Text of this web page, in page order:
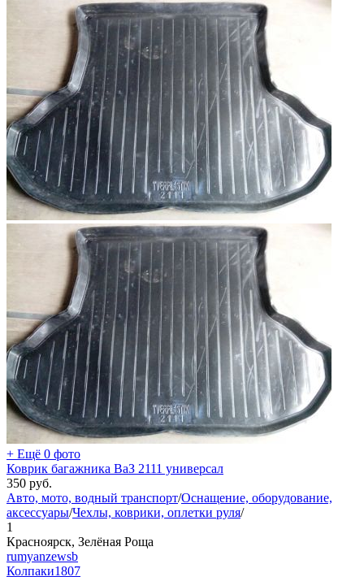
+ Ещё 0 фото
Коврик багажника ВаЗ 2111 универсал
350 руб.
Авто, мото, водный транспорт/Оснащение, оборудование,
аксессуары/Чехлы, коврики, оплетки руля/
1
Красноярск, Зелёная Роща
rumyanzewsb
Колпаки1807